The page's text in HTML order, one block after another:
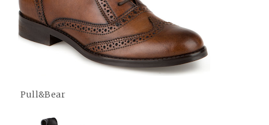
Pull&Bear